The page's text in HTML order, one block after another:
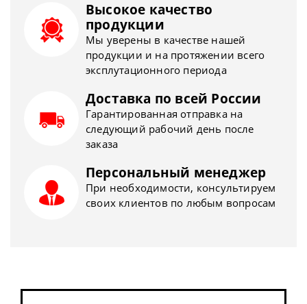
Высокое качество
продукции
Мы уверены в качестве нашей
продукции и на протяжении всего
эксплутационного периода
Доставка по всей России
Гарантированная отправка на
следующий рабочий день после
заказа
Персональный менеджер
При необходимости, консультируем
своих клиентов по любым вопросам